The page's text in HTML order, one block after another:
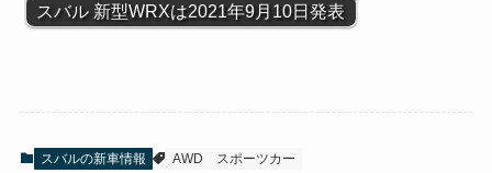
スバル 新型WRXは2021年9月10日発表
スバルの新車情報 AWD スポーツカー